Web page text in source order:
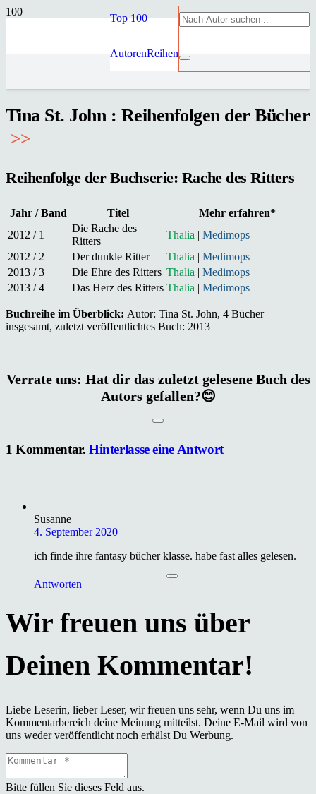
Top 100
AutorenReihen
Tina St. John : Reihenfolgen der Bücher
>>
Reihenfolge der Buchserie: Rache des Ritters
Jahr / Band Titel
Mehr erfahren*
2012 / 1
Die Rache des
Ritters
Thalia | Medimops
2012 / 2
Der dunkle Ritter Thalia | Medimops
2013 / 3
Die Ehre des Ritters Thalia | Medimops
2013 / 4
Das Herz des Ritters Thalia | Medimops
Buchreihe im Überblick: Autor: Tina St. John, 4 Bücher
insgesamt, zuletzt veröffentlichtes Buch: 2013
Verrate uns: Hat dir das zuletzt gelesene Buch des
Autors gefallen?😊
1Kommentar. Hinterlasse eine Antwort
Susanne
4. September 2020
ich finde ihre fantasy bücher klasse. habe fast alles gelesen.
Antworten
Liebe Leserin, lieber Leser, wir freuen uns sehr, wenn Du uns im
Kommentarbereich deine Meinung mitteilst. Deine E-Mail wird von
uns weder veröffentlicht noch erhälst Du Werbung.
Bitte füllen Sie dieses Feld aus.